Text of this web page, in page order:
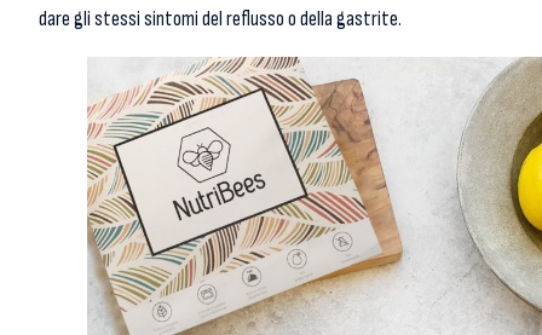
dare gli stessi sintomi del reflusso o della gastrite.